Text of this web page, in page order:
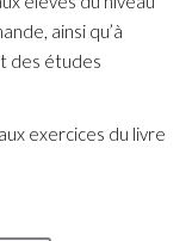
ainsi qu’à
des études
exercices du livre